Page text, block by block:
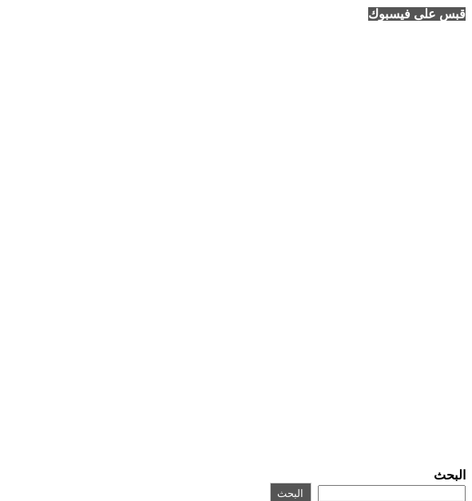
قبس على فيسبوك
البحث
البحث